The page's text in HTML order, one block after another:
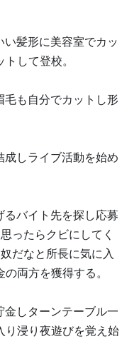
髪形に美容室でカッ
して登校。
も自分でカットし形
しライブ活動を始め
バイト先を探し応募
ったらクビにしてく
だなと所長に気に入
両方を獲得する。
しターンテーブル一
り浸り夜遊びを覚え始